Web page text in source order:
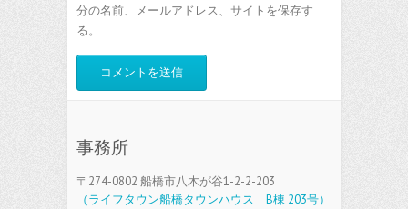
分の名前、メールアドレス、サイトを保存す
る。
事務所
〒274-0802 船橋市八木が谷1-2-2-203
（ライフタウン船橋タウンハウス B棟 203号）